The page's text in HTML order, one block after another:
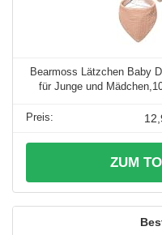
Bearmoss Lätzchen Baby
für Junge und
ZUM